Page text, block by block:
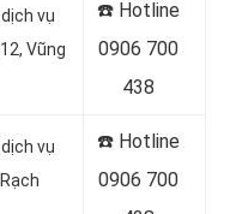
vụ
Vũng
☎️ Hotline
0906 700
438
vụ
☎️ Hotline
0906 700